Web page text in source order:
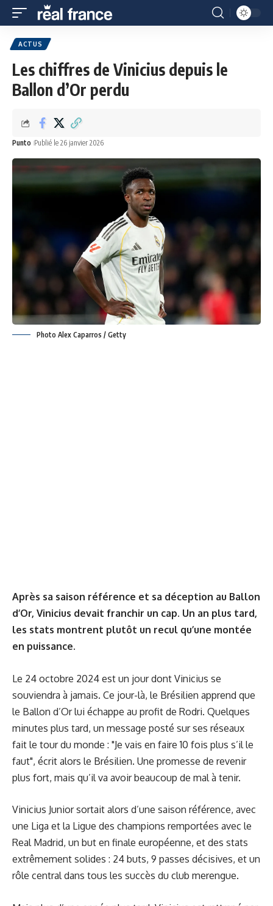
ACTUS
Les chiffres de Vinicius depuis le
Ballon d’Or perdu
Punto Publié le 26 janvier 2026
Photo Alex Caparros / Getty
Après sa saison référence et sa déception au Ballon
d’Or, Vinicius devait franchir un cap. Un an plus tard,
les stats montrent plutôt un recul qu’une montée
en puissance.
Le 24 octobre 2024 est un jour dont Vinicius se
souviendra à jamais. Ce jour-là, le Brésilien apprend que
le Ballon d’Or lui échappe au profit de Rodri. Quelques
minutes plus tard, un message posté sur ses réseaux
fait le tour du monde : "Je vais en faire 10 fois plus s’il le
faut", écrit alors le Brésilien. Une promesse de revenir
plus fort, mais qu’il va avoir beaucoup de mal à tenir.
Vinicius Junior sortait alors d’une saison référence, avec
une Liga et la Ligue des champions remportées avec le
Real Madrid, un but en finale européenne, et des stats
extrêmement solides : 24 buts, 9 passes décisives, et un
rôle central dans tous les succès du club merengue.